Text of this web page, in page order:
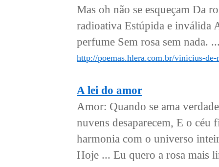
Mas oh não se esqueçam Da
radioativa Estúpida e inválida
perfume Sem rosa sem nada.
http://poemas.hlera.com.br/vinicius-
A lei do amor
Amor: Quando se ama
nuvens desaparecem, E o
harmonia com o universo
Hoje ... Eu quero a rosa mais